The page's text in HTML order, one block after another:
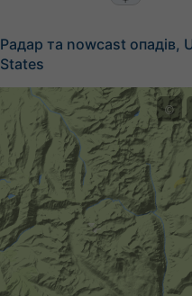
Радар та nowcast опадів,
States
©